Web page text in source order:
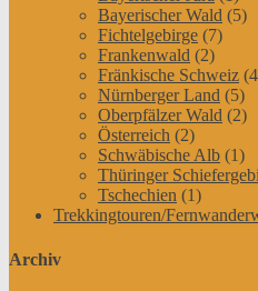
Bayerischer Wald (5)
Fichtelgebirge (7)
Frankenwald (2)
Fränkische Schweiz
Nürnberger Land (5)
Oberpfälzer Wald (2)
Österreich (2)
Schwäbische Alb (1)
Thüringer
Tschechien (1)
Trekkingtouren/
Archiv